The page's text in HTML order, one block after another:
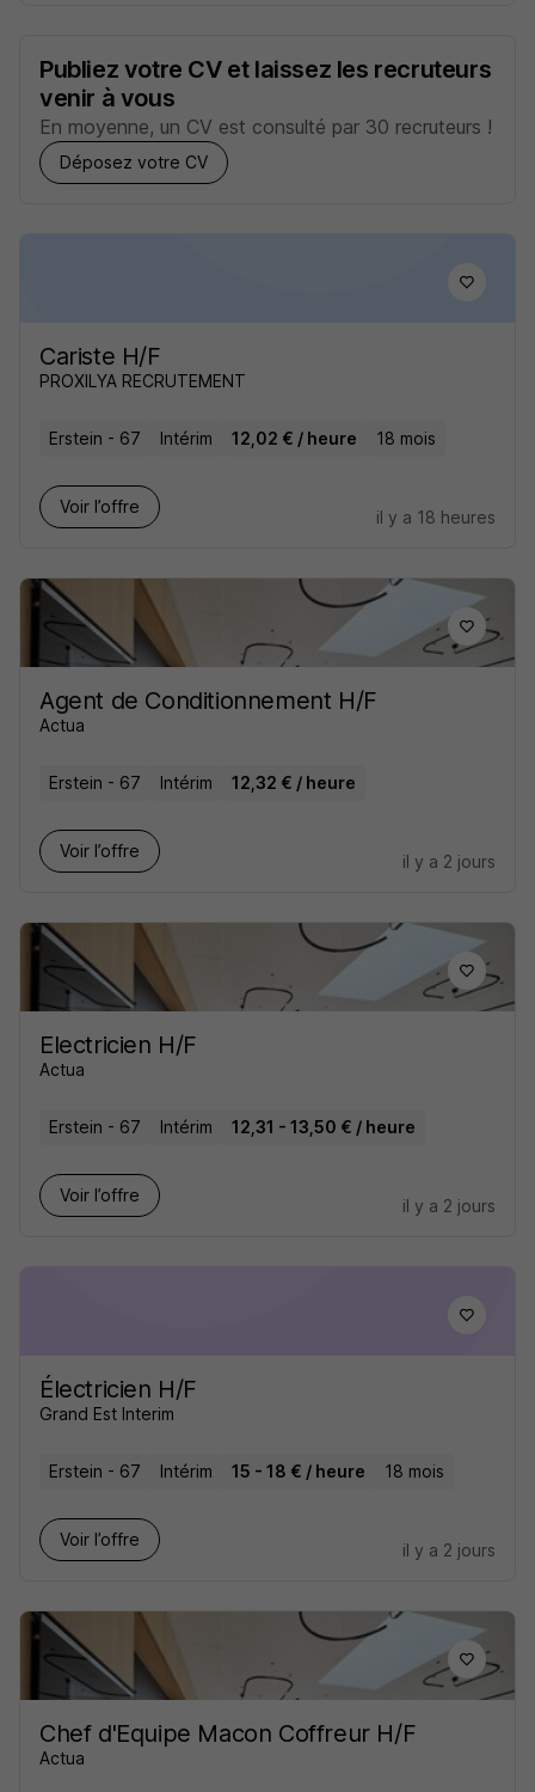
Publiez votre CV et laissez les recruteurs
venir à vous
En moyenne, un CV est consulté par 30 recruteurs !
Déposez votre CV
Cariste H/F
PROXILYA RECRUTEMENT
Erstein - 67 Intérim 12,02 € / heure 18 mois
Voir l’offre
il y a 18 heures
Agent de Conditionnement H/F
Actua
Erstein - 67 Intérim 12,32 € / heure
Voir l’offre
il y a 2 jours
Electricien H/F
Actua
Erstein - 67 Intérim 12,31 - 13,50 € / heure
Voir l’offre
il y a 2 jours
Électricien H/F
Grand Est Interim
Erstein - 67 Intérim 15 - 18 € / heure 18 mois
Voir l’offre
il y a 2 jours
Chef d'Equipe Macon Coffreur H/F
Actua